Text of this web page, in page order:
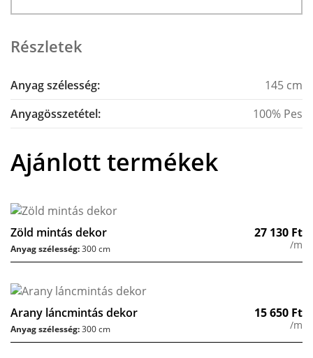
Részletek
Anyag szélesség:
145 cm
Anyagösszetétel:
100% Pes
Ajánlott termékek
Zöld mintás dekor 27 130 Ft
/m
Anyag szélesség:300 cm
Arany láncmintás dekor 15 650 Ft
/m
Anyag szélesség:300 cm